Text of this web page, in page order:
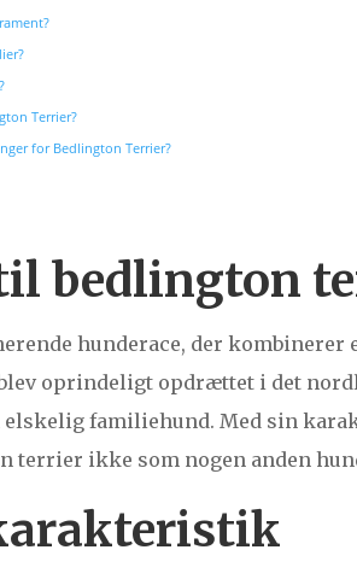
Terrier?
for Bedlington Terrier?
bedlington
hunderace, der kombinerer
oprindeligt opdrættet i det
familiehund. Med sin
terrier ikke som nogen anden